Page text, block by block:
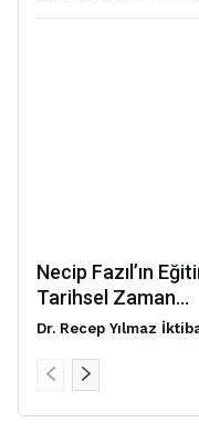
Necip Fazıl’ın
Tarihsel Zaman...
Dr. Recep Yılmaz